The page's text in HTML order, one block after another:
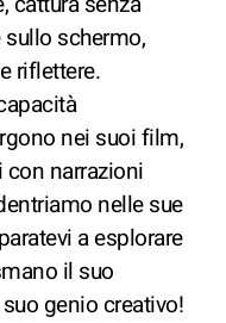
schermo,
riflettere.
nei suoi film,
narrazioni
nelle sue
a esplorare
il suo
genio creativo!